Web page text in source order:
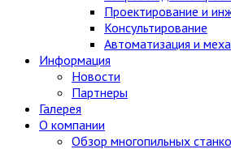
Проектирование и
Консультирование
Автоматизация и
Информация
Новости
Партнеры
Галерея
О компании
Обзор многопильных